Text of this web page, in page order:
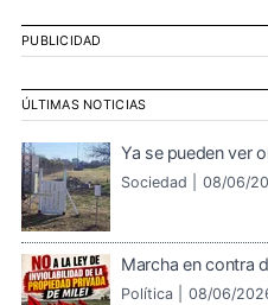
PUBLICIDAD
ÚLTIMAS NOTICIAS
Ya se pueden ver
Sociedad | 08/06/
Marcha en contra
Política | 08/06/